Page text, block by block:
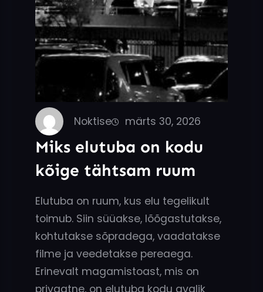
Noktise märts 30, 2026
Miks elutuba on kodu
kõige tähtsam ruum
Elutuba on ruum, kus elu tegelikult
toimub. Siin süüakse, lõõgastutakse,
kohtutakse sõpradega, vaadatakse
filme ja veedetakse pereaega.
Erinevalt magamistoast, mis on